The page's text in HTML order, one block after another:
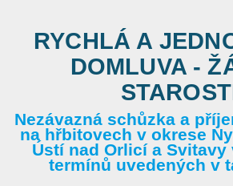
RYCHLÁ A
DOMLUVA -
Nezávazná schůzka a
na hřbitovech v okrese
Ústí nad Orlicí a Svitavy
termínů uvedených v